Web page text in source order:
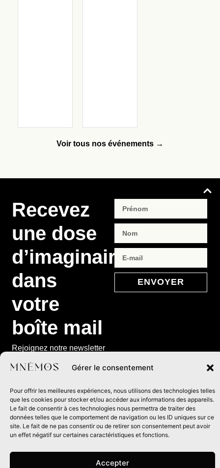
Gérer le consentement
Pour offrir les meilleures expériences, nous utilisons des technologies telles
que les cookies pour stocker et/ou accéder aux informations des appareils.
Le fait de consentir à ces technologies nous permettra de traiter des
données telles que le comportement de navigation ou les ID uniques sur ce
site. Le fait de ne pas consentir ou de retirer son consentement peut avoir
un effet négatif sur certaines caractéristiques et fonctions.
Accepter
Voir tous nos événements →
Recevez
une dose
d’imaginaire
dans
votre
boîte mail
Rejoignez notre newsletter
et recevez les infos de nos
prochaines parutions,
exclusivités de la maison
d’édition.
ENVOYER